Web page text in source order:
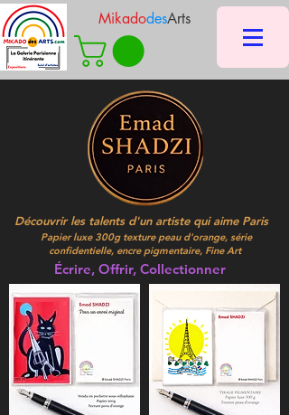
MikadodesArts
Découvrir les talents d'un artiste qui aime Paris
Papier luxe 300g texture peau d'orange, série
confidentielle, encre pigmentaire, Fine Art
Écrire, Offrir, Collectionner